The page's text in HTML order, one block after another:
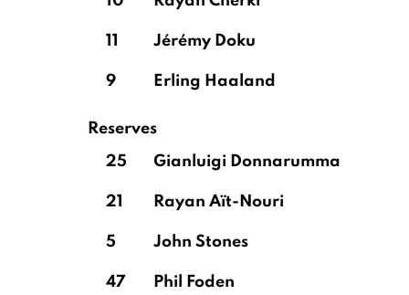
11 Jérémy Doku
9 Erling Haaland
Reserves
25
Gianluigi Donnarumma
21 Rayan Aït-Nouri
5 John Stones
47 Phil Foden